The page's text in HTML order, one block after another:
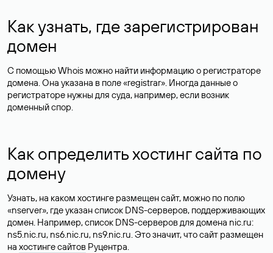
Как узнать, где зарегистрирован
домен
С помощью Whois можно найти информацию о регистраторе
домена. Она указана в поле «registrar». Иногда данные о
регистраторе нужны для суда, например, если возник
доменный спор.
Как определить хостинг сайта по
домену
Узнать, на каком хостинге размещен сайт, можно по полю
«nserver», где указан список DNS-серверов, поддерживающих
домен. Например, список DNS-серверов для домена nic.ru:
ns5.nic.ru, ns6.nic.ru, ns9.nic.ru. Это значит, что сайт размещен
на хостинге сайтов Руцентра.